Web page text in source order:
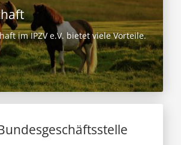
im IPZV e.V. bietet viele Vorteile.